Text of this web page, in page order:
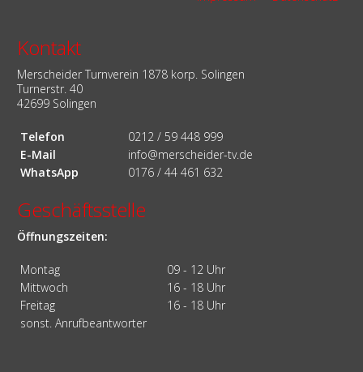
Kontakt
Merscheider Turnverein 1878 korp. Solingen
Turnerstr. 40
42699 Solingen
Telefon
0212 / 59 448 999
E-Mail
info@merscheider-tv.de
WhatsApp
0176 / 44 461 632
Geschäftsstelle
Öffnungszeiten:
Montag
09 - 12 Uhr
Mittwoch
16 - 18 Uhr
Freitag
16 - 18 Uhr
sonst. Anrufbeantworter